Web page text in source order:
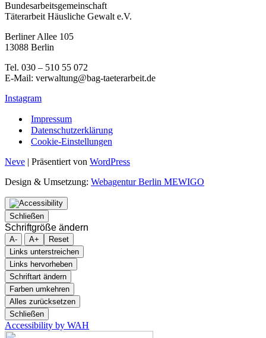
Bundesarbeitsgemeinschaft
Täterarbeit Häusliche Gewalt e.V.
Berliner Allee 105
13088 Berlin
Tel. 030 – 510 55 072
E-Mail: verwaltung@bag-taeterarbeit.de
Instagram
Impressum
Datenschutzerklärung
Cookie-Einstellungen
Neve | Präsentiert von WordPress
Design & Umsetzung: Webagentur Berlin MEWIGO
Schließen
Schriftgröße ändern
A- A+
Reset
Links unterstreichen
Links hervorheben
Schriftart ändern
Farben umkehren
Alles zurücksetzen
Schließen
Accessibility by WAH